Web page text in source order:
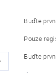
Buďte
Pouze
Buďte